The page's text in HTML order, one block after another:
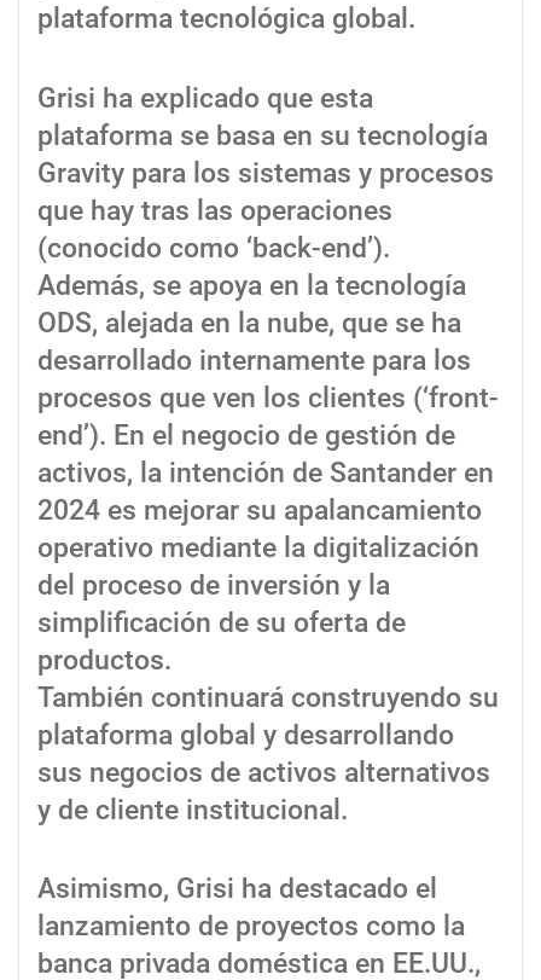
plataforma tecnológica global.
Grisi ha explicado que esta
plataforma se basa en su tecnología
Gravity para los sistemas y procesos
que hay tras las operaciones
(conocido como ‘back-end’).
Además, se apoya en la tecnología
ODS, alejada en la nube, que se ha
desarrollado internamente para los
procesos que ven los clientes (‘front-
end’). En el negocio de gestión de
activos, la intención de Santander en
2024 es mejorar su apalancamiento
operativo mediante la digitalización
del proceso de inversión y la
simplificación de su oferta de
productos.
También continuará construyendo su
plataforma global y desarrollando
sus negocios de activos alternativos
y de cliente institucional.
Asimismo, Grisi ha destacado el
lanzamiento de proyectos como la
banca privada doméstica en EE.UU.,